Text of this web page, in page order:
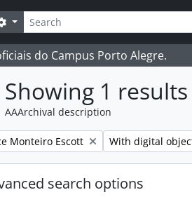
Search options
do Campus Porto Alegre.
Showing 1 results
AAArchival description
filter:
Monteiro Escott Remove filter:
With digital
search options